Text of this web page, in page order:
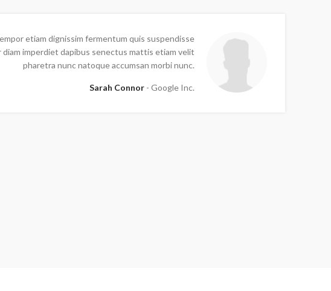
etiam dignissim fermentum quis suspendisse
imperdiet dapibus senectus mattis etiam velit
pharetra nunc natoque accumsan morbi nunc.
Sarah Connor Google Inc.